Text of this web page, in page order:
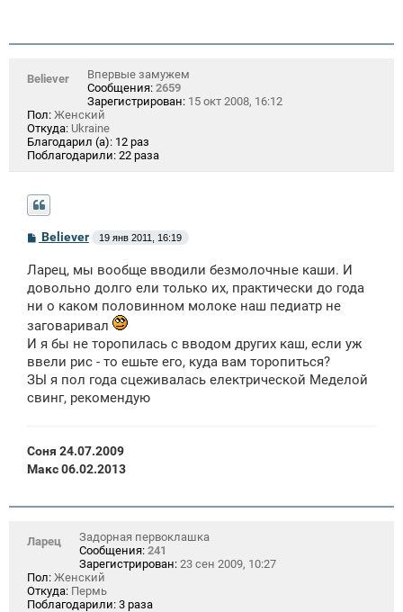
Believer
Впервые замужем
Сообщения: 2659
Зарегистрирован: 15 окт 2008, 16:12
Пол: Женский
Откуда: Ukraine
Благодарил (а): 12 раз
Поблагодарили: 22 раза
С
о
б
щ
н
и
Believer 19 янв 2011, 16:19
Ларец, мы вообще вводили безмолочные каши. И
довольно долго ели только их, практически до года
ни о каком половинном молоке наш педиатр не
заговаривал
И я бы не торопилась с вводом других каш, если уж
ввели рис - то ешьте его, куда вам торопиться?
ЗЫ я пол года сцеживалась електрической Меделой
свинг, рекомендую
Соня 24.07.2009
Макс 06.02.2013
Ларец
Задорная первоклашка
Сообщения: 241
Зарегистрирован: 23 сен 2009, 10:27
Пол: Женский
Откуда: Пермь
Поблагодарили: 3 раза